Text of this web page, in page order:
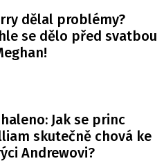
dělal problémy?
se dělo před svatbou
Jak se princ
skutečně chová ke
Andrewovi?